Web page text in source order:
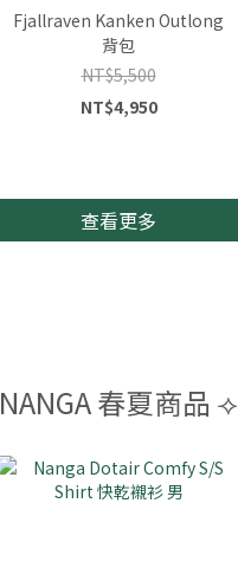
Fjallraven Kanken Outlong
背包
NT$5,500
NT$4,950
查看更多
NANGA 春夏商品 ⟢